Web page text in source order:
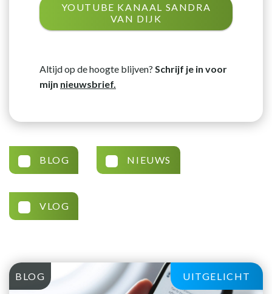
YOUTUBE KANAAL SANDRA
VAN DIJK
Altijd op de hoogte blijven? Schrijf je in voor
mijn nieuwsbrief.
BLOG NIEUWS
VLOG
BLOG UITGELICHT